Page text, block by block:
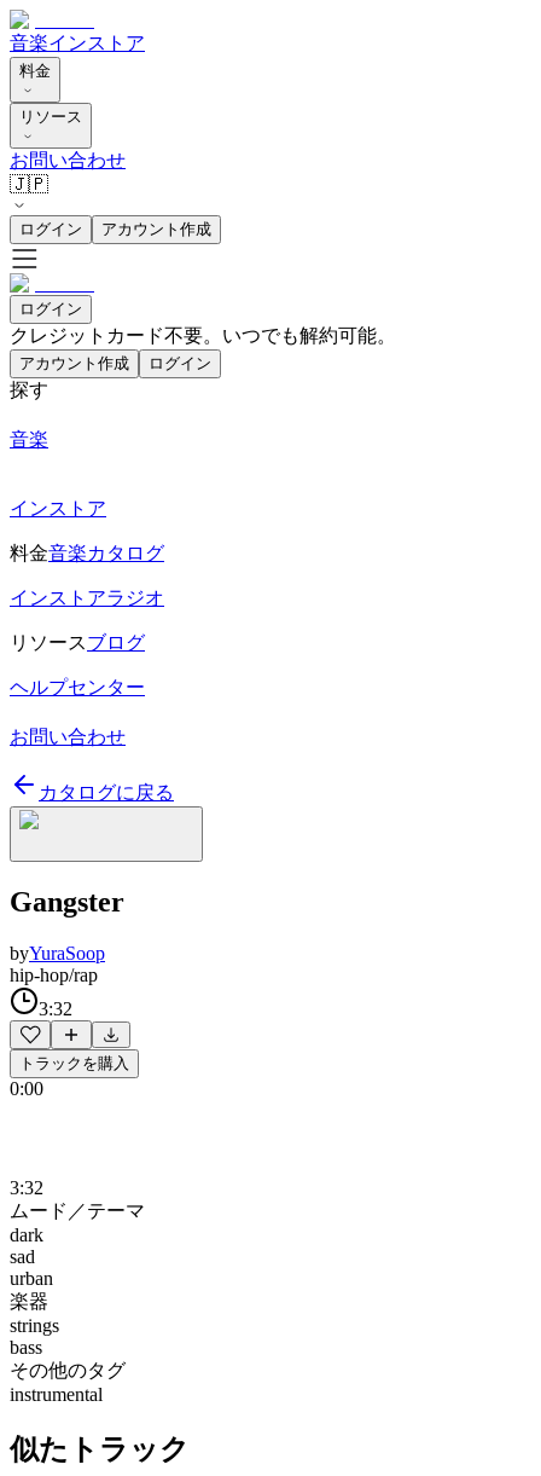
音楽インストア
料金
リソース
お問い合わせ
🇯🇵
ログイン アカウント作成
ログイン
クレジットカード不要。いつでも解約可能。
アカウント作成 ログイン
探す
音楽
インストア
料金音楽カタログ
インストアラジオ
リソースブログ
ヘルプセンター
お問い合わせ
カタログに戻る
Gangster
byYuraSoop
hip-hop/rap
3:32
トラックを購入
0:00
3:32
ムード／テーマ
dark
sad
urban
楽器
strings
bass
その他のタグ
instrumental
似たトラック